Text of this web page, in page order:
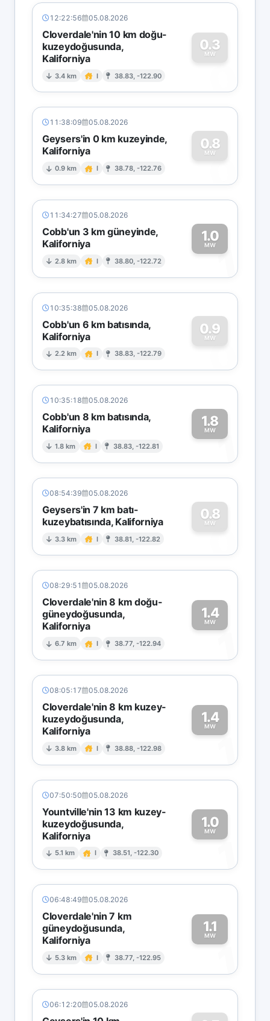
12:22:56 05.08.2026
Cloverdale'nin 10 km doğu-
kuzeydoğusunda,
Kaliforniya
3.4 km I 38.83, -122.90
0.3
MW
0
11:38:09 05.08.2026
Geysers'in 0 km kuzeyinde,
Kaliforniya
0.9 km I 38.78, -122.76
0.8
MW
0
11:34:27 05.08.2026
Cobb'un 3 km güneyinde,
Kaliforniya
2.8 km I 38.80, -122.72
1.0
MW1
10:35:38 05.08.2026
Cobb'un 6 km batısında,
Kaliforniya
2.2 km I 38.83, -122.79
0.9
MW
0
10:35:18 05.08.2026
Cobb'un 8 km batısında,
Kaliforniya
1.8 km I 38.83, -122.81
1.8
MW1
08:54:39 05.08.2026
Geysers'in 7 km batı-
kuzeybatısında, Kaliforniya
3.3 km I 38.81, -122.82
0.8
MW
0
08:29:51 05.08.2026
Cloverdale'nin 8 km doğu-
güneydoğusunda,
Kaliforniya
6.7 km I 38.77, -122.94
1.4
MW
1
08:05:17 05.08.2026
Cloverdale'nin 8 km kuzey-
kuzeydoğusunda,
Kaliforniya
3.8 km I 38.88, -122.98
1.4
MW
1
07:50:50 05.08.2026
Yountville'nin 13 km kuzey-
kuzeydoğusunda,
Kaliforniya
5.1 km I 38.51, -122.30
1.0
MW
1
06:48:49 05.08.2026
Cloverdale'nin 7 km
güneydoğusunda,
Kaliforniya
5.3 km I 38.77, -122.95
1.1
MW
1
06:12:20 05.08.2026